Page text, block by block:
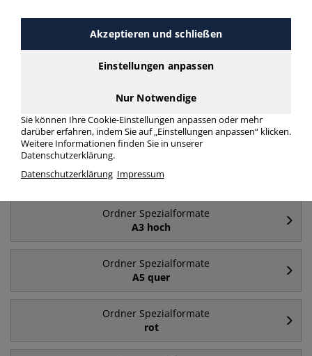
Ordner Spezialformate
Ordner Spezialformate
A3 quer
Ordner Spezialformate
A5 hoch
Ordner Spezialformate
A3 hoch
Ordner Spezialformate
A5 quer
Ordner Spezialformate
rot
Akzeptieren und schließen
Einstellungen anpassen
Nur Notwendige
Sie können Ihre Cookie-Einstellungen anpassen oder mehr
darüber erfahren, indem Sie auf „Einstellungen anpassen“ klicken.
Weitere Informationen finden Sie in unserer
Datenschutzerklärung.
Datenschutzerklärung Impressum